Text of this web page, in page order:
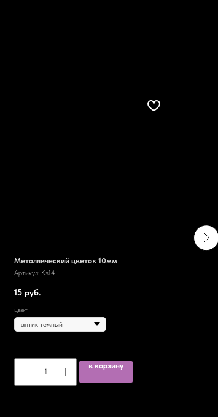
Металлический цветок 10мм
Артикул: Ks14
15 руб.
цвет
в корзину